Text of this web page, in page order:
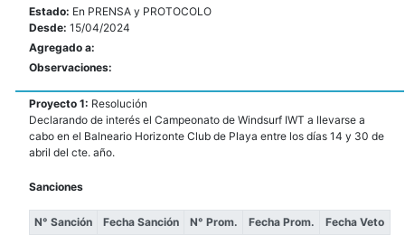
Estado: En PRENSA y PROTOCOLO
Desde: 15/04/2024
Agregado a:
Observaciones:
Proyecto 1: Resolución
Declarando de interés el Campeonato de Windsurf IWT a llevarse a
cabo en el Balneario Horizonte Club de Playa entre los días 14 y 30 de
abril del cte. año.
Sanciones
N° Sanción Fecha Sanción N° Prom. Fecha Prom.
Fecha Veto